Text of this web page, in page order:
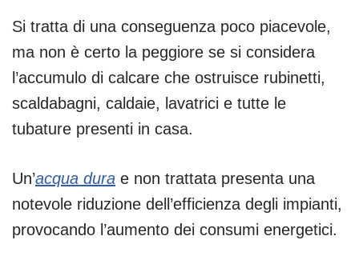
Si tratta di una conseguenza poco piacevole,
ma non è certo la peggiore se si considera
l’accumulo di calcare che ostruisce rubinetti,
scaldabagni, caldaie, lavatrici e tutte le
tubature presenti in casa.
Un’acqua dura e non trattata presenta una
notevole riduzione dell’efficienza degli impianti,
provocando l’aumento dei consumi energetici.